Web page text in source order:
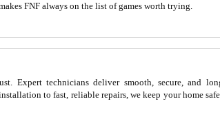
FNF always on the list of games worth trying.
Expert technicians deliver smooth, secure, and
to fast, reliable repairs, we keep your home